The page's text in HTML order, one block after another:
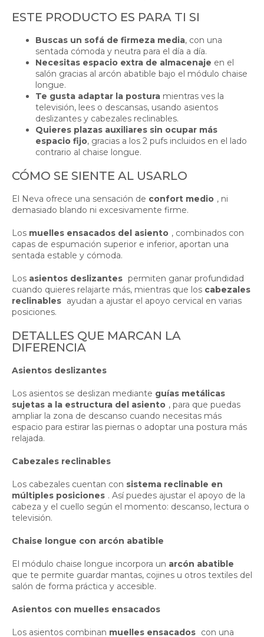
ESTE PRODUCTO ES PARA TI SI
Buscas un sofá de firmeza media, con una
sentada cómoda y neutra para el día a día.
Necesitas espacio extra de almacenaje en el
salón gracias al arcón abatible bajo el módulo chaise
longue.
Te gusta adaptar la postura mientras ves la
televisión, lees o descansas, usando asientos
deslizantes y cabezales reclinables.
Quieres plazas auxiliares sin ocupar más
espacio fijo, gracias a los 2 pufs incluidos en el lado
contrario al chaise longue.
CÓMO SE SIENTE AL USARLO
El Neva ofrece una sensación de confort medio , ni
demasiado blando ni excesivamente firme.
Los muelles ensacados del asiento , combinados con
capas de espumación superior e inferior, aportan una
sentada estable y cómoda.
Los asientos deslizantes permiten ganar profundidad
cuando quieres relajarte más, mientras que los cabezales
reclinables ayudan a ajustar el apoyo cervical en varias
posiciones.
DETALLES QUE MARCAN LA
DIFERENCIA
Asientos deslizantes
Los asientos se deslizan mediante guías metálicas
sujetas a la estructura del asiento , para que puedas
ampliar la zona de descanso cuando necesitas más
espacio para estirar las piernas o adoptar una postura más
relajada.
Cabezales reclinables
Los cabezales cuentan con sistema reclinable en
múltiples posiciones . Así puedes ajustar el apoyo de la
cabeza y el cuello según el momento: descanso, lectura o
televisión.
Chaise longue con arcón abatible
El módulo chaise longue incorpora un arcón abatible
que te permite guardar mantas, cojines u otros textiles del
salón de forma práctica y accesible.
Asientos con muelles ensacados
Los asientos combinan muelles ensacados con una